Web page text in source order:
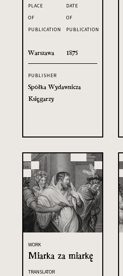
PLACE
OF
PUBLICATION
Warszawa
DATE
OF
PUBLICATION
1875
PUBLISHER
Spółka Wydawnicza
Księgarzy
WORK
Miarka za miarkę
TRANSLATOR